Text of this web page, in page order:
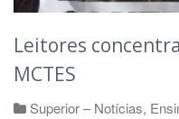
Leitores
MCTES
Superior – Notícias,